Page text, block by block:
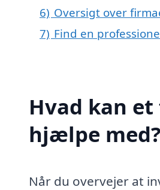
6) Oversigt over
7) Find en
Hvad kan
hjælpe med?
Når du overvejer at